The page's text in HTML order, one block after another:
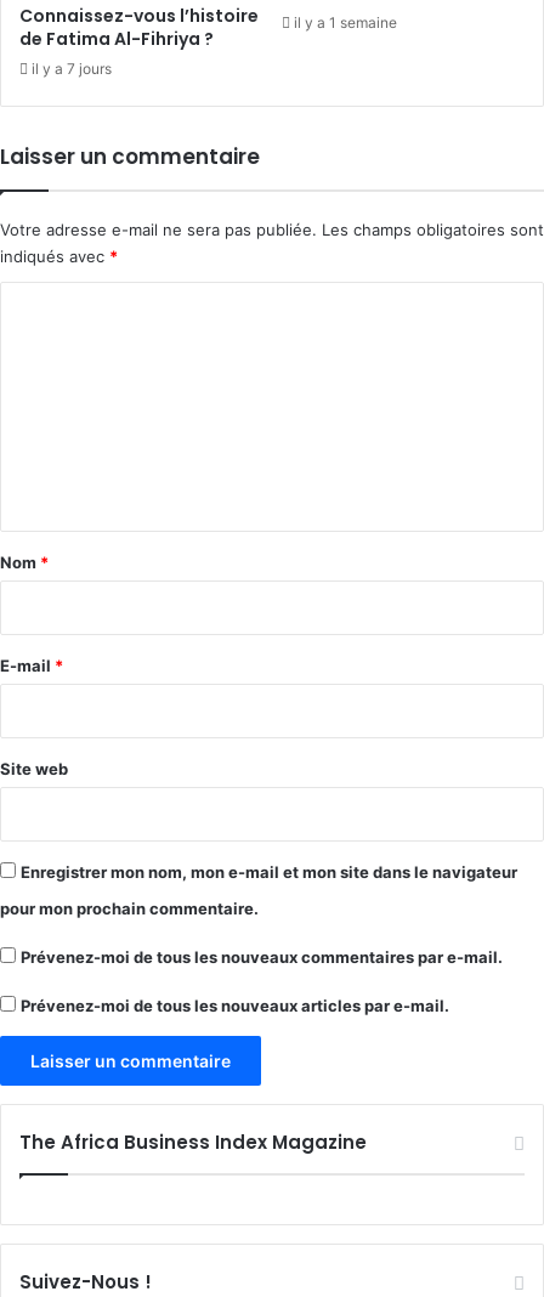
Connaissez-vous l’histoire
de Fatima Al-Fihriya ?
il y a 7 jours
il y a 1 semaine
Laisser un commentaire
Votre adresse e-mail ne sera pas publiée. Les champs obligatoires sont
indiqués avec *
a
e
Nom *
E-mail *
Site web
Enregistrer mon nom, mon e-mail et mon site dans le navigateur
pour mon prochain commentaire.
Prévenez-moi de tous les nouveaux commentaires par e-mail.
Prévenez-moi de tous les nouveaux articles par e-mail.
The Africa Business Index Magazine
Suivez-Nous !